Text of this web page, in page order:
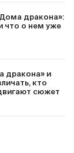
дракона»:
что о нем уже
дракона» и
кто
сюжет